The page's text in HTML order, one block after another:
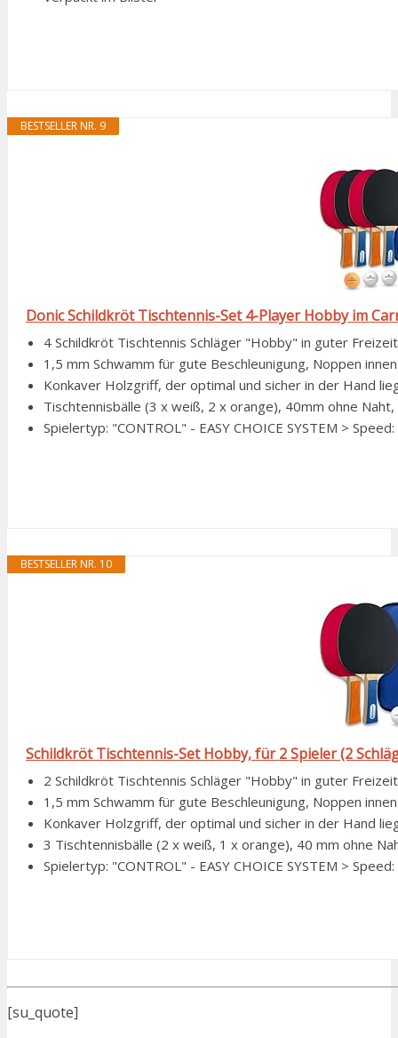
BESTSELLER NR. 9
Donic Schildkröt Tischtennis-Set 4-Player Hobby im
4 Schildkröt Tischtennis Schläger "Hobby" in guter
1,5 mm Schwamm für gute Beschleunigung, Noppen
Konkaver Holzgriff, der optimal und sicher in der Hand
Tischtennisbälle (3 x weiß, 2 x orange), 40mm ohne
Spielertyp: "CONTROL" - EASY CHOICE SYSTEM >
BESTSELLER NR. 10
Schildkröt Tischtennis-Set Hobby, für 2 Spieler (2
2 Schildkröt Tischtennis Schläger "Hobby" in guter
1,5 mm Schwamm für gute Beschleunigung, Noppen
Konkaver Holzgriff, der optimal und sicher in der Hand
3 Tischtennisbälle (2 x weiß, 1 x orange), 40 mm ohne
Spielertyp: "CONTROL" - EASY CHOICE SYSTEM >
[su_quote]